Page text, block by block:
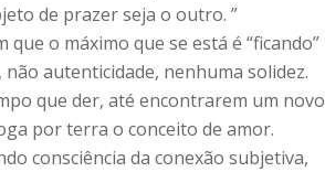
de prazer seja o outro. ”
o máximo que se está é “ficando”
autenticidade, nenhuma solidez.
que der, até encontrarem um novo
por terra o conceito de amor.
consciência da conexão subjetiva,